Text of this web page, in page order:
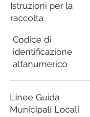
Istruzioni per la
raccolta
Codice di
identificazione
alfanumerico
Linee Guida
Municipali Locali